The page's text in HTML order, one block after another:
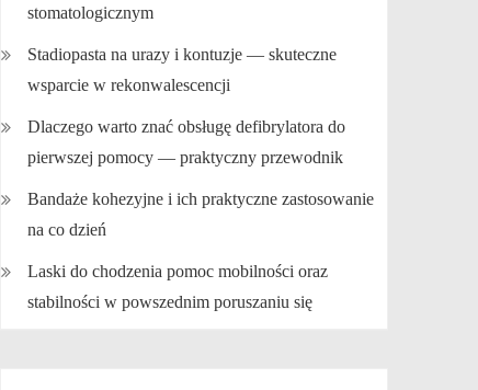
stomatologicznym
Stadiopasta na urazy i kontuzje — skuteczne
wsparcie w rekonwalescencji
Dlaczego warto znać obsługę defibrylatora do
pierwszej pomocy — praktyczny przewodnik
Bandaże kohezyjne i ich praktyczne zastosowanie
na co dzień
Laski do chodzenia pomoc mobilności oraz
stabilności w powszednim poruszaniu się